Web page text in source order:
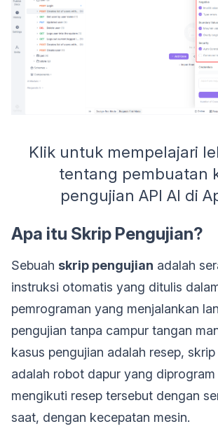
Klik untuk mempelajari
tentang pembuatan
pengujian API AI di
Apa itu Skrip Pengujian?
Sebuah skrip pengujian adalah
instruksi otomatis yang ditulis
pemrograman yang menjalankan
pengujian tanpa campur tangan
kasus pengujian adalah resep,
adalah robot dapur yang diprogram
mengikuti resep tersebut dengan
saat, dengan kecepatan mesin.